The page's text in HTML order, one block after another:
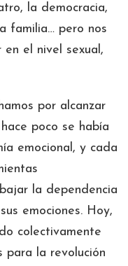
la democracia,
familia… pero nos
el nivel sexual,
por alcanzar
poco se había
emocional, y cada
la dependencia
emociones. Hoy,
colectivamente
para la revolución